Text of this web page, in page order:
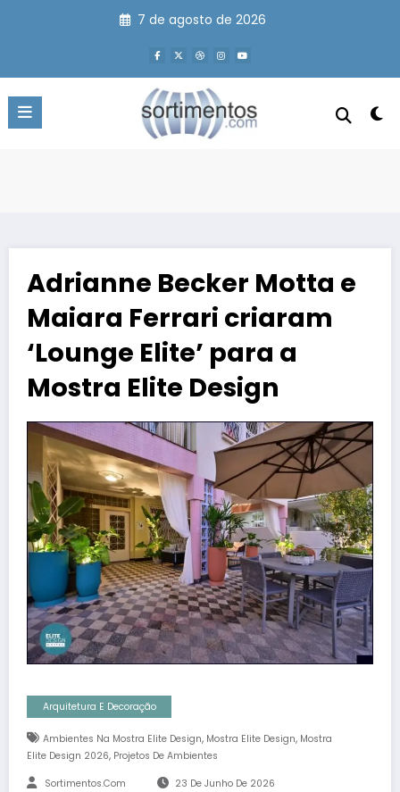
7 de agosto de 2026
Adrianne Becker Motta e
Maiara Ferrari criaram
‘Lounge Elite’ para a
Mostra Elite Design
Arquitetura E Decoração
Ambientes Na Mostra Elite Design, Mostra Elite Design, Mostra
Elite Design 2026, Projetos De Ambientes
Sortimentos.com 23 De Junho De 2026